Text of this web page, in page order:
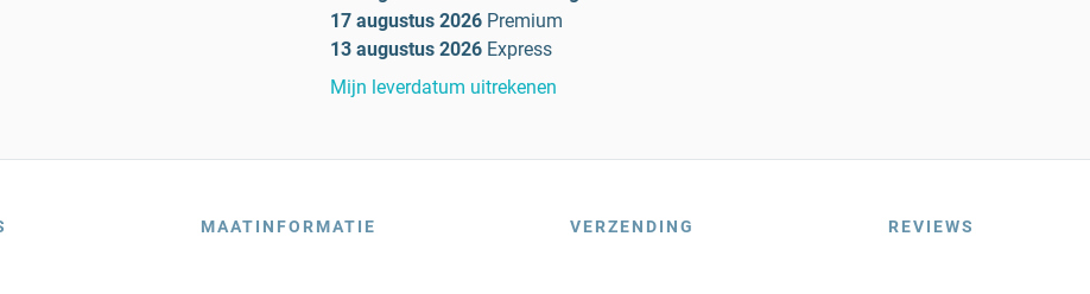
17 augustus 2026 Premium
13 augustus 2026 Express
Mijn leverdatum uitrekenen
MAATINFORMATIE VERZENDING REVIEWS